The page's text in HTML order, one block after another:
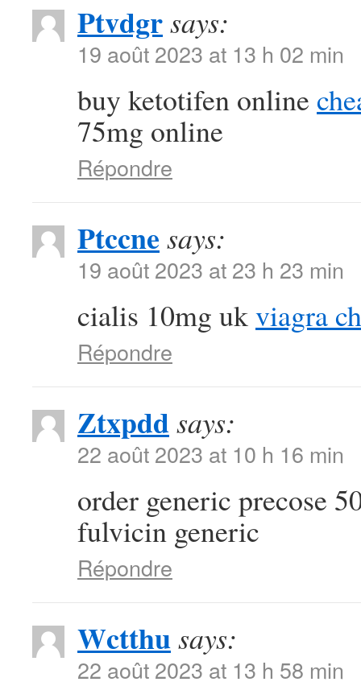
Ptvdgrsays:
19 août 2023 at 13 h 02 min
buy ketotifen online
75mg online
Répondre
Ptccne says:
19 août 2023 at 23 h 23 min
cialis 10mg ukviagra
Répondre
Ztxpddsays:
22 août 2023 at 10 h 16 min
order generic precose
fulvicin generic
Répondre
Wctthusays:
22 août 2023 at 13 h 58 min